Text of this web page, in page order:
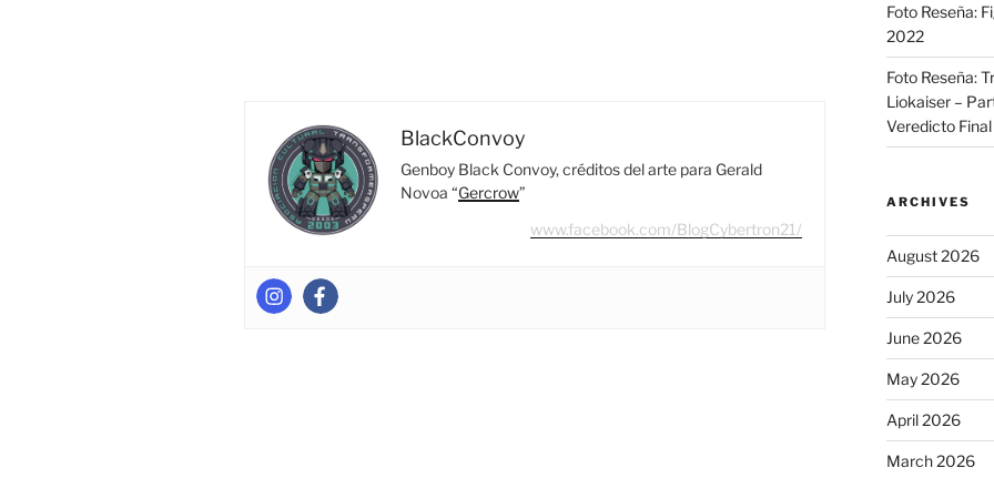
BlackConvoy
Genboy Black Convoy, créditos del arte para Gerald
Novoa “Gercrow”
www.facebook.com/BlogCybertron21/
Foto Reseña:
2022
Foto Reseña:
Liokaiser –
Veredicto Final
ARCHIVES
August 2026
July 2026
June 2026
May 2026
April 2026
March 2026